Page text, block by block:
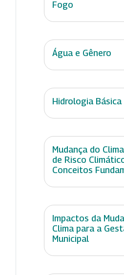
Fogo
Água e Gênero
Hidrologia Básica
Mudança do
de Risco
Conceitos
Impactos da
Clima para a
Municipal